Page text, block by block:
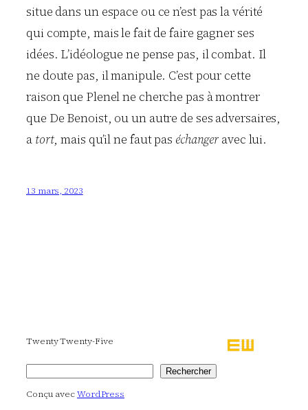
situe dans un espace ou ce n’est pas la vérité
qui compte, mais le fait de faire gagner ses
idées. L’idéologue ne pense pas, il combat. Il
ne doute pas, il manipule. C’est pour cette
raison que Plenel ne cherche pas à montrer
que De Benoist, ou un autre de ses adversaires,
a tort, mais qu’il ne faut pas échanger avec lui.
13 mars, 2023
Twenty Twenty-Five
Rechercher
Conçu avecWordPress